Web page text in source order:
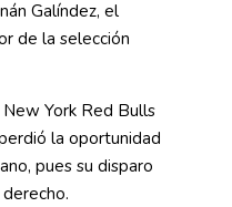
Galíndez, el
de la selección
York Red Bulls
la oportunidad
pues su disparo